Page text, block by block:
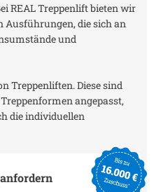
REAL Treppenlift bieten wir
Ausführungen, die sich an
und
Treppenliften. Diese sind
angepasst,
die individuellen